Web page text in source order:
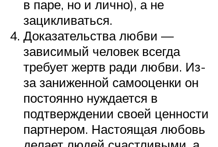
в паре, но и лично), а не
зацикливаться.
Доказательства любви —
зависимый человек всегда
требует жертв ради любви. Из-
за заниженной самооценки он
постоянно нуждается в
подтверждении своей ценности
партнером. Настоящая любовь